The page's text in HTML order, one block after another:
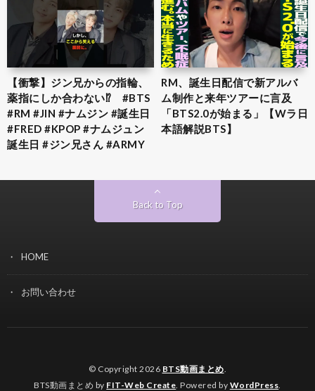
【衝撃】ジン兄からの指輪、
薬指にしか合わない⁉︎ #BTS
#RM #JIN #ナムジン #誕生日
#FRED #KPOP #ナムジュン
誕生日 #ジン兄さん #ARMY
RM、誕生日配信で新アルバ
ム制作と来年ツアーに言及
「BTS2.0が始まる」【Wラ日
本語解説BTS】
Back to Top
HOME
お問い合わせ
© Copyright 2026 BTS動画まとめ.
BTS動画まとめ by FIT-Web Create. Powered by WordPress.